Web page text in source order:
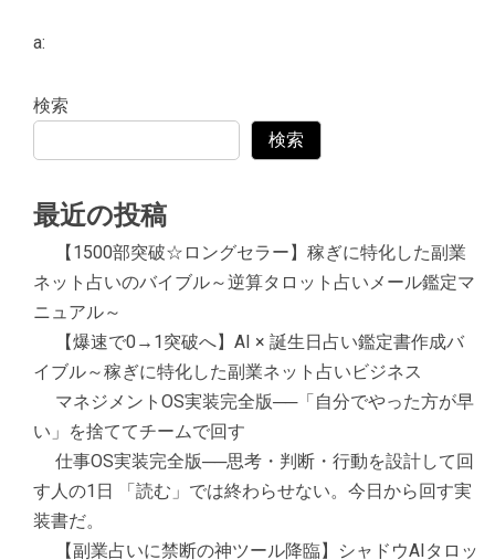
a:
検索
検索
最近の投稿
【1500部突破☆ロングセラー】稼ぎに特化した副業
ネット占いのバイブル～逆算タロット占いメール鑑定マ
ニュアル～
【爆速で0→1突破へ】AI × 誕生日占い鑑定書作成バ
イブル～稼ぎに特化した副業ネット占いビジネス
マネジメントOS実装完全版──「自分でやった方が早
い」を捨ててチームで回す
仕事OS実装完全版──思考・判断・行動を設計して回
す人の1日 「読む」では終わらせない。今日から回す実
装書だ。
【副業占いに禁断の神ツール降臨】シャドウAIタロッ